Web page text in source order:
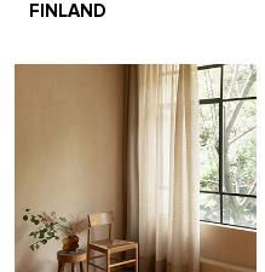
FINLAND